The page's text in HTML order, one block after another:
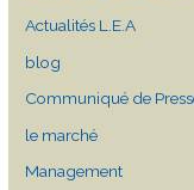
Actualités L.E.A
blog
Communiqué de
le marché
Management